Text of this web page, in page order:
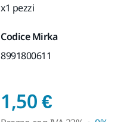
x1 pezzi
Codice Mirka
8991800611
1,50 €Prezzo